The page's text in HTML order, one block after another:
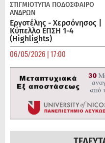
ΣΤΙΓΜΙΟΤΥΠΑ ΠΟΔΌΣΦΑΙΡΟ
ΑΝΔΡΏΝ
Εργοτέλης - Χερσόνησος |
Κύπελλο ΕΠΣΗ 1-4
(Highlights)
06/05/2026 | 17:00